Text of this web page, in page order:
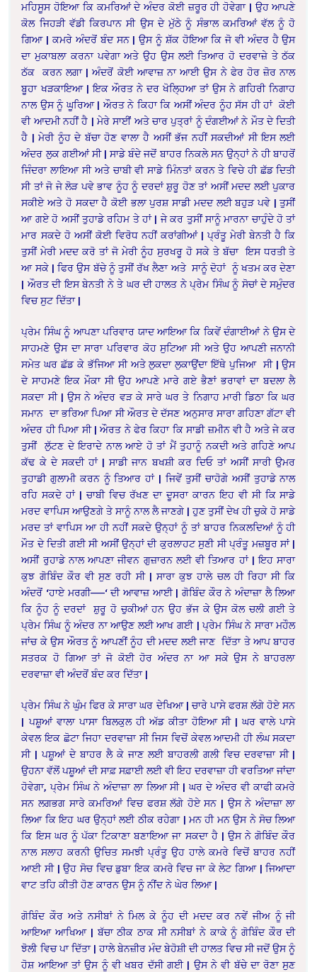
ਮਹਿਸੂਸ ਹੋਇਆ ਕਿ ਕਮਰਿਆਂ ਦੇ ਅੰਦਰ ਕੋਈ ਜ਼ਰੂਰ ਹੀ ਹੋਵੇਗਾ | ਉਹ ਆਪਣੇ
ਕੋਲ ਜਿਹੜੀ ਵੱਡੀ ਕਿਰਪਾਨ ਸੀ ਉਸ ਦੇ ਮੁੱਠੇ ਨੂੰ ਸੰਭਾਲ ਕਮਰਿਆਂ ਵੱਲ ਨੂੰ ਹੋ
ਗਿਆ | ਕਮਰੇ ਅੰਦਰੋਂ ਬੰਦ ਸਨ | ਉਸ ਨੂੰ ਸ਼ੱਕ ਹੋਇਆ ਕਿ ਜੋ ਵੀ ਅੰਦਰ ਹੈ ਉਸ
ਦਾ ਮੁਕਾਬਲਾ ਕਰਨਾ ਪਵੇਗਾ ਅਤੇ ਉਹ ਉਸ ਲਈ ਤਿਆਰ ਹੋ ਦਰਵਾਜ਼ੇ ਤੇ ਠੱਕ
ਠੱਕ ਕਰਨ ਲਗਾ | ਅੰਦਰੋਂ ਕੋਈ ਆਵਾਜ਼ ਨਾ ਆਈ ਉਸ ਨੇ ਫੇਰ ਹੋਰ ਜ਼ੋਰ ਨਾਲ
ਬੂਹਾ ਖੜਕਾਇਆ | ਇਕ ਔਰਤ ਨੇ ਦਰ ਖੋਲ੍ਹਿਆ ਤਾਂ ਉਸ ਨੇ ਗਹਿਰੀ ਨਿਗਾਹ
ਨਾਲ ਉਸ ਨੂੰ ਘੂਰਿਆ | ਔਰਤ ਨੇ ਕਿਹਾ ਕਿ ਅਸੀਂ ਅੰਦਰ ਨੂੰਹ ਸੱਸ ਹੀ ਹਾਂ ਕੋਈ
ਵੀ ਆਦਮੀ ਨਹੀਂ ਹੈ | ਮੇਰੇ ਸਾਈਂਂ ਅਤੇ ਚਾਰ ਪੁਤ੍ਰਾਂ ਨੂੰ ਦੰਗਈਆਂ ਨੇ ਮੌਤ ਦੇ ਦਿਤੀ
ਹੈ | ਮੇਰੀ ਨੂੰਹ ਦੇ ਬੱਚਾ ਹੋਣ ਵਾਲਾ ਹੈ ਅਸੀਂ ਭੱਜ ਨਹੀਂ ਸਕਦੀਆਂ ਸੀ ਇਸ ਲਈ
ਅੰਦਰ ਲੁਕ ਗਈਆਂ ਸੀ | ਸਾਡੇ ਬੰਦੇ ਜਦੋਂ ਬਾਹਰ ਨਿਕਲੇ ਸਨ ਉਨ੍ਹਾਂ ਨੇ ਹੀ ਬਾਹਰੋਂ
ਜਿੰਦਰਾ ਲਾਇਆ ਸੀ ਅਤੇ ਚਾਬੀ ਵੀ ਸਾਡੇ ਮਿੰਨਤਾਂ ਕਰਨ ਤੇ ਵਿਚੇ ਹੀ ਛੱਡ ਦਿਤੀ
ਸੀ ਤਾਂ ਜੋ ਜੇ ਲੋੜ ਪਵੇ ਭਾਵ ਨੂੰਹ ਨੂੰ ਦਰਦਾਂ ਸ਼ੁਰੂ ਹੋਣ ਤਾਂ ਅਸੀਂ ਮਦਦ ਲਈ ਪੁਕਾਰ
ਸਕੀਏ ਅਤੇ ਹੋ ਸਕਦਾ ਹੈ ਕੋਈ ਭਲਾ ਪੁਰਸ਼ ਸਾਡੀ ਮਦਦ ਲਈ ਬਹੁੜ ਪਵੇ | ਤੁਸੀਂ
ਆ ਗਏ ਹੋ ਅਸੀਂ ਤੁਹਾਡੇ ਰਹਿਮ ਤੇ ਹਾਂ | ਜੇ ਕਰ ਤੁਸੀਂ ਸਾਨੂੰ ਮਾਰਨਾ ਚਾਹੁੰਦੇ ਹੋ ਤਾਂ
ਮਾਰ ਸਕਦੇ ਹੋ ਅਸੀਂ ਕੋਈ ਵਿਰੋਧ ਨਹੀਂ ਕਰਾਂਗੀਆਂ | ਪ੍ਰੰਤੂ ਮੇਰੀ ਬੇਨਤੀ ਹੈ ਕਿ
ਤੁਸੀਂ ਮੇਰੀ ਮਦਦ ਕਰੋ ਤਾਂ ਜੋ ਮੇਰੀ ਨੂੰਹ ਸੁਰਖਰੂ ਹੋ ਸਕੇ ਤੇ ਬੱਚਾ ਇਸ ਧਰਤੀ ਤੇ
ਆ ਸਕੇ | ਫਿਰ ਉਸ ਬੱਚੇ ਨੂੰ ਤੁਸੀਂ ਰੱਖ ਲੈਣਾ ਅਤੇ ਸਾਨੂੰ ਦੋਹਾਂ ਨੂੰ ਖਤਮ ਕਰ ਦੇਣਾ
| ਔਰਤ ਦੀ ਇਸ ਬੇਨਤੀ ਨੇ ਤੇ ਘਰ ਦੀ ਹਾਲਤ ਨੇ ਪ੍ਰੇਮ ਸਿੰਘ ਨੂੰ ਸੋਚਾਂ ਦੇ ਸਮੁੰਦਰ
ਵਿਚ ਸੁਟ ਦਿੱਤਾ |
ਪ੍ਰੇਮ ਸਿੰਘ ਨੂੰ ਆਪਣਾ ਪਰਿਵਾਰ ਯਾਦ ਆਇਆ ਕਿ ਕਿਵੇਂ ਦੰਗਾਈਆਂ ਨੇ ਉਸ ਦੇ
ਸਾਹਮਣੇ ਉਸ ਦਾ ਸਾਰਾ ਪਰਿਵਾਰ ਕੋਹ ਸੁਟਿਆ ਸੀ ਅਤੇ ਉਹ ਆਪਣੀ ਜਨਾਨੀ
ਸਮੇਤ ਘਰ ਛੱਡ ਕੇ ਭੱਜਿਆ ਸੀ ਅਤੇ ਲੁਕਦਾ ਲੁਕਾਉਂਦਾ ਇੱਥੇ ਪੁਜਿਆ ਸੀ | ਉਸ
ਦੇ ਸਾਹਮਣੇ ਇਕ ਮੌਕਾ ਸੀ ਉਹ ਆਪਣੇ ਮਾਰੇ ਗਏ ਭੈਣਾਂ ਭਰਾਵਾਂ ਦਾ ਬਦਲਾ ਲੈ
ਸਕਦਾ ਸੀ | ਉਸ ਨੇ ਅੰਦਰ ਵੜ ਕੇ ਸਾਰੇ ਘਰ ਤੇ ਨਿਗਾਹ ਮਾਰੀ ਡਿਠਾ ਕਿ ਘਰ
ਸਮਾਨ ਦਾ ਭਰਿਆ ਪਿਆ ਸੀ ਔਰਤ ਦੇ ਦੱਸਣ ਅਨੁਸਾਰ ਸਾਰਾ ਗਹਿਣਾ ਗੱਟਾ ਵੀ
ਅੰਦਰ ਹੀ ਪਿਆ ਸੀ | ਔਰਤ ਨੇ ਫੇਰ ਕਿਹਾ ਕਿ ਸਾਡੀ ਜ਼ਮੀਨ ਵੀ ਹੈ ਅਤੇ ਜੇ ਕਰ
ਤੁਸੀਂ ਲੁੱਟਣ ਦੇ ਇਰਾਦੇ ਨਾਲ ਆਏ ਹੋ ਤਾਂ ਮੈਂ ਤੁਹਾਨੂੰ ਨਕਦੀ ਅਤੇ ਗਹਿਣੇ ਆਪ
ਕੱਢ ਕੇ ਦੇ ਸਕਦੀ ਹਾਂ | ਸਾਡੀ ਜਾਨ ਬਖਸ਼ੀ ਕਰ ਦਿਓ ਤਾਂ ਅਸੀਂ ਸਾਰੀ ਉਮਰ
ਤੁਹਾਡੀ ਗੁਲਾਮੀ ਕਰਨ ਨੂੰ ਤਿਆਰ ਹਾਂ | ਜਿਵੇਂ ਤੁਸੀਂ ਚਾਹੋਗੇ ਅਸੀਂ ਤੁਹਾਡੇ ਨਾਲ
ਰਹਿ ਸਕਦੇ ਹਾਂ | ਚਾਬੀ ਵਿਚ ਰੱਖਣ ਦਾ ਦੂਸਰਾ ਕਾਰਨ ਇਹ ਵੀ ਸੀ ਕਿ ਸਾਡੇ
ਮਰਦ ਵਾਪਿਸ ਆਉਣਗੇ ਤੇ ਸਾਨੂੰ ਨਾਲ ਲੈ ਜਾਣਗੇ | ਹੁਣ ਤੁਸੀਂ ਦੇਖ ਹੀ ਚੁਕੇ ਹੋ ਸਾਡੇ
ਮਰਦ ਤਾਂ ਵਾਪਿਸ ਆ ਹੀ ਨਹੀਂ ਸਕਦੇ ਉਨ੍ਹਾਂ ਨੂੰ ਤਾਂ ਬਾਹਰ ਨਿਕਲਦਿਆਂ ਨੂੰ ਹੀ
ਮੌਤ ਦੇ ਦਿਤੀ ਗਈ ਸੀ ਅਸੀਂ ਉਨ੍ਹਾਂ ਦੀ ਕੁਰਲਾਹਟ ਸੁਣੀ ਸੀ ਪ੍ਰੰਤੂ ਮਜ਼ਬੂਰ ਸਾਂ |
ਅਸੀਂ ਰੁਹਾਡੇ ਨਾਲ ਆਪਣਾ ਜੀਵਨ ਗੁਜ਼ਾਰਨ ਲਈ ਵੀ ਤਿਆਰ ਹਾਂ | ਇਹ ਸਾਰਾ
ਕੁਝ ਗੋਬਿੰਦ ਕੌਰ ਵੀ ਸੁਣ ਰਹੀ ਸੀ | ਸਾਰਾ ਕੁਝ ਹਾਲੇ ਚਲ ਹੀ ਰਿਹਾ ਸੀ ਕਿ
ਅੰਦਰੋਂ ‘ਹਾਏ ਮਰਗੀ——‘ ਦੀ ਆਵਾਜ਼ ਆਈ | ਗੋਬਿੰਦ ਕੌਰ ਨੇ ਅੰਦਾਜ਼ਾ ਲੈ ਲਿਆ
ਕਿ ਨੂੰਹ ਨੂੰ ਦਰਦਾਂ ਸ਼ੁਰੂ ਹੋ ਚੁਕੀਆਂ ਹਨ ਉਹ ਭੱਜ ਕੇ ਉਸ ਕੋਲ ਚਲੀ ਗਈ ਤੇ
ਪ੍ਰੇਮ ਸਿੰਘ ਨੂੰ ਅੰਦਰ ਨਾ ਆਉਣ ਲਈ ਆਖ ਗਈ | ਪ੍ਰੇਮ ਸਿੰਘ ਨੇ ਸਾਰਾ ਮਹੌਲ
ਜਾਂਚ ਕੇ ਉਸ ਔਰਤ ਨੂੰ ਆਪਣੀਂ ਨੂੰਹ ਦੀ ਮਦਦ ਲਈ ਜਾਣ ਦਿੱਤਾ ਤੇ ਆਪ ਬਾਹਰ
ਸਤਰਕ ਹੋ ਗਿਆ ਤਾਂ ਜੋ ਕੋਈ ਹੋਰ ਅੰਦਰ ਨਾ ਆ ਸਕੇ ਉਸ ਨੇ ਬਾਹਰਲਾ
ਦਰਵਾਜ਼ਾ ਵੀ ਅੰਦਰੋਂ ਬੰਦ ਕਰ ਦਿੱਤਾ |
ਪ੍ਰੇਮ ਸਿੰਘ ਨੇ ਘੁੰਮ ਫਿਰ ਕੇ ਸਾਰਾ ਘਰ ਦੇਖਿਆ | ਚਾਰੇ ਪਾਸੇ ਫਰਸ਼ ਲੱਗੇ ਹੋਏ ਸਨ
| ਪਸ਼ੂਆਂ ਵਾਲਾ ਪਾਸਾ ਬਿਲਕੁਲ ਹੀ ਅੱਡ ਕੀਤਾ ਹੋਇਆ ਸੀ | ਘਰ ਵਾਲੇ ਪਾਸੇ
ਕੇਵਲ ਇਕ ਛੋਟਾ ਜਿਹਾ ਦਰਵਾਜ਼ਾ ਸੀ ਜਿਸ ਵਿਚੋਂ ਕੇਵਲ ਆਦਮੀ ਹੀ ਲੰਘ ਸਕਦਾ
ਸੀ | ਪਸ਼ੂਆਂ ਦੇ ਬਾਹਰ ਲੈ ਕੇ ਜਾਣ ਲਈ ਬਾਹਰਲੀ ਗਲੀ ਵਿਚ ਦਰਵਾਜ਼ਾ ਸੀ |
ਉਹਨਾ ਵੱਲੋਂ ਪਸ਼ੂਆਂ ਦੀ ਸਾਫ਼ ਸਫ਼ਾਈ ਲਈ ਵੀ ਇਹ ਦਰਵਾਜ਼ਾ ਹੀ ਵਰਤਿਆ ਜਾਂਦਾ
ਹੋਵੇਗਾ, ਪ੍ਰੇਮ ਸਿੰਘ ਨੇ ਅੰਦਾਜ਼ਾ ਲਾ ਲਿਆ ਸੀ | ਘਰ ਦੇ ਅੰਦਰ ਵੀ ਕਾਫੀ ਕਮਰੇ
ਸਨ ਲਗਭਗ ਸਾਰੇ ਕਮਰਿਆਂ ਵਿਚ ਫਰਸ਼ ਲੱਗੇ ਹੋਏ ਸਨ | ਉਸ ਨੇ ਅੰਦਾਜ਼ਾ ਲਾ
ਲਿਆ ਕਿ ਇਹ ਘਰ ਉਨ੍ਹਾਂ ਲਈ ਠੀਕ ਰਹੇਗਾ | ਮਨ ਹੀ ਮਨ ਉਸ ਨੇ ਸੋਚ ਲਿਆ
ਕਿ ਇਸ ਘਰ ਨੂੰ ਪੱਕਾ ਟਿਕਾਣਾ ਬਣਾਇਆ ਜਾ ਸਕਦਾ ਹੈ | ਉਸ ਨੇ ਗੋਬਿੰਦ ਕੌਰ
ਨਾਲ ਸਲਾਹ ਕਰਨੀ ਉਚਿਤ ਸਮਝੀ ਪ੍ਰੰਤੂ ਉਹ ਹਾਲੇ ਕਮਰੇ ਵਿਚੋਂ ਬਾਹਰ ਨਹੀਂ
ਆਈ ਸੀ | ਉਹ ਸੋਚ ਵਿਚ ਡੁਬਾ ਇਕ ਕਮਰੇ ਵਿਚ ਜਾ ਕੇ ਲੇਟ ਗਿਆ | ਜਿਆਦਾ
ਵਾਟ ਤਹਿ ਕੀਤੀ ਹੋਣ ਕਾਰਨ ਉਸ ਨੂੰ ਨੀਂਦ ਨੇ ਘੇਰ ਲਿਆ |
ਗੋਬਿੰਦ ਕੌਰ ਅਤੇ ਨਸੀਬਾਂ ਨੇ ਮਿਲ ਕੇ ਨੂੰਹ ਦੀ ਮਦਦ ਕਰ ਨਵੇਂ ਜੀਅ ਨੂੰ ਜੀ
ਆਇਆ ਆਖਿਆ | ਬੱਚਾ ਠੀਕ ਠਾਕ ਸੀ ਨਸੀਬਾਂ ਨੇ ਕਾਕੇ ਨੂੰ ਗੋਬਿੰਦ ਕੌਰ ਦੀ
ਝੋਲੀ ਵਿਚ ਪਾ ਦਿੱਤਾ | ਹਾਲੇ ਬੇਨਜ਼ੀਰ ਮੰਦ ਬੇਹੋਸ਼ੀ ਦੀ ਹਾਲਤ ਵਿਚ ਸੀ ਜਦੋਂ ਉਸ ਨੂੰ
ਹੋਸ਼ ਆਇਆ ਤਾਂ ਉਸ ਨੂੰ ਵੀ ਖਬਰ ਦੱਸੀ ਗਈ | ਉਸ ਨੇ ਵੀ ਬੱਚੇ ਦਾ ਰੋਣਾ ਸੁਣ